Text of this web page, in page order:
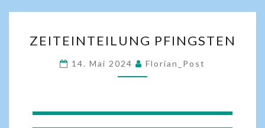
ZEITEINTEILUNG PFINGSTEN
14. Mai 2024 Florian_Post